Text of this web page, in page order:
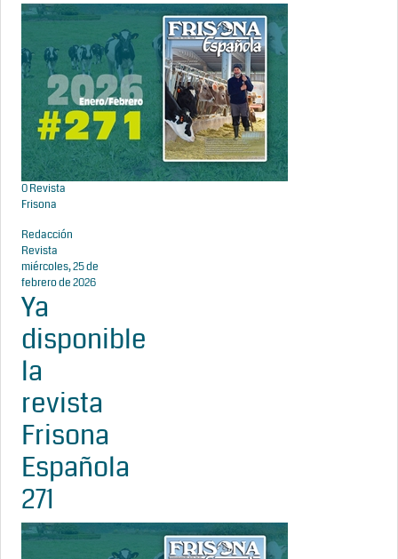
0Revista
Frisona
Redacción
Revista
miércoles, 25 de
febrero de 2026
Ya
disponible
la
revista
Frisona
Española
271